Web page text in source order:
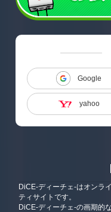
Google
yahoo
DiCE-ディーチェ-はオンラ
ティサイトです。
DiCE-ディーチェ-の画期的